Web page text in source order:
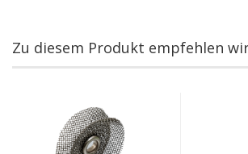
Zu diesem Produkt empfehlen